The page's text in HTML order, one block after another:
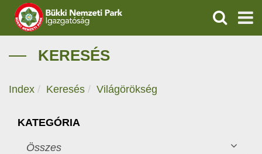
IGAZGATÓSÁG
KERESÉS
KERESÉS
Index Keresés Világörökség
KATEGÓRIA
Összes